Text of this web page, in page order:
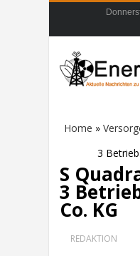
Home »
3
S
3
Co. KG
REDAKTION